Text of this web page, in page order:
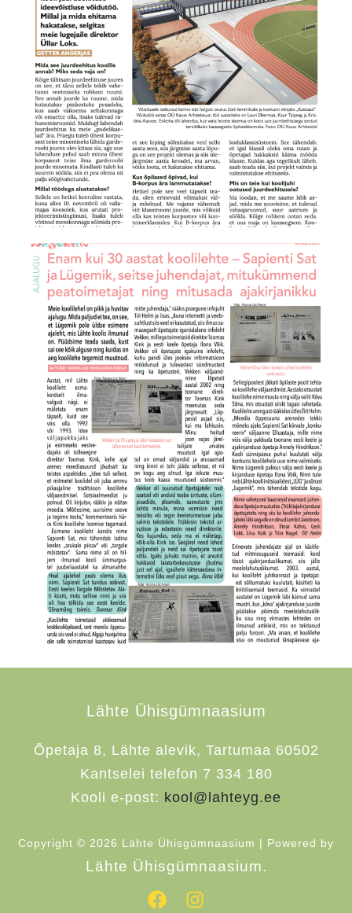
Lähte Ühisgümnaasium
Õpetaja 8, Lähte alevik, Tartumaa 60502
Kantselei telefon 7 334 180
Kooli e-post: kool@lahteyg.ee
Copyright © 2026 Lähte Ühisgümnaasium | Powered by
Lähte Ühisgümnaasium.